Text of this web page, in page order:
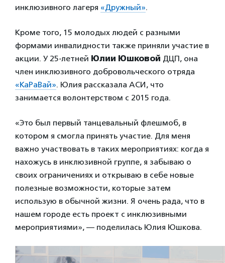
инклюзивного лагеря «Дружный».
Кроме того, 15 молодых людей с разными
формами инвалидности также приняли участие в
акции. У 25-летней Юлии Юшковой ДЦП, она
член инклюзивного добровольческого отряда
«КаРаВай». Юлия рассказала АСИ, что
занимается волонтерством с 2015 года.
«Это был первый танцевальный флешмоб, в
котором я смогла принять участие. Для меня
важно участвовать в таких мероприятиях: когда я
нахожусь в инклюзивной группе, я забываю о
своих ограничениях и открываю в себе новые
полезные возможности, которые затем
использую в обычной жизни. Я очень рада, что в
нашем городе есть проект с инклюзивными
мероприятиями», — поделилась Юлия Юшкова.